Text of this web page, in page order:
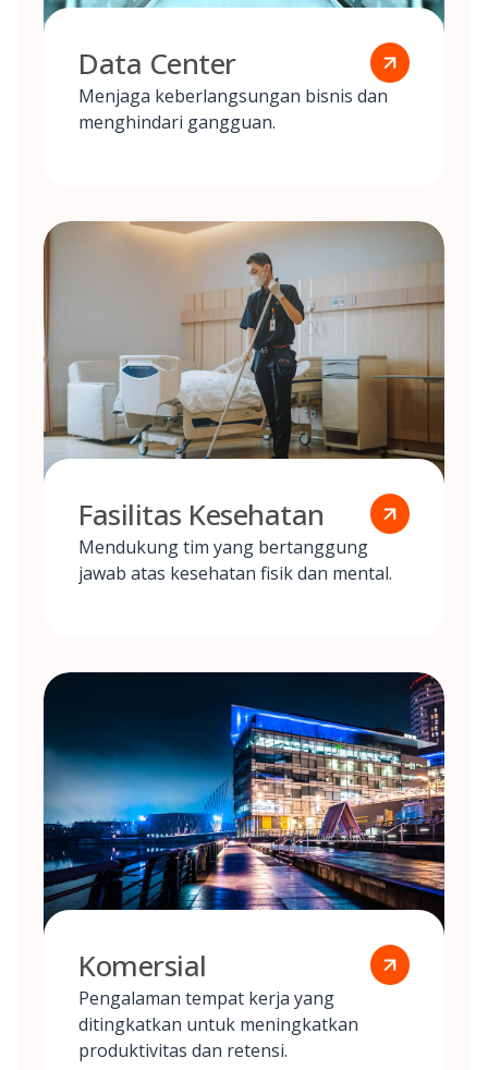
Data Center
Menjaga keberlangsungan bisnis dan
menghindari gangguan.
Fasilitas Kesehatan
Mendukung tim yang bertanggung
jawab atas kesehatan fisik dan mental.
Komersial
Pengalaman tempat kerja yang
ditingkatkan untuk meningkatkan
produktivitas dan retensi.